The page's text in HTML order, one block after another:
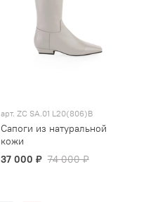
арт. ZC SA.01 L20(806)B
Сапоги из натуральной
кожи
37 000 ₽ 74 000 ₽